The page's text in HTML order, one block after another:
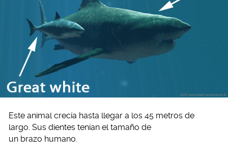
Este animal crecía hasta llegar a los 45 metros de
largo. Sus dientes tenían el tamaño de
un brazo humano.